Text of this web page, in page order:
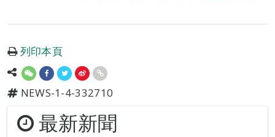
列印本頁
NEWS-1-4-332710
最新新聞